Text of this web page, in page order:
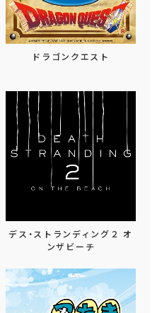
ドラゴンクエスト
デス・ストランディング２ オ
ンザビーチ